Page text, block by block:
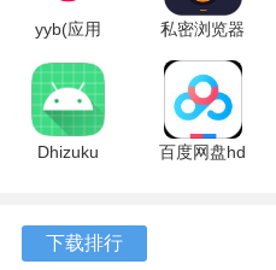
[软件特色]
1、好家装倡导家的温暖与舒
空间，让每个人都能享受到家
3、以用户为中心的服务理念
yyb(应用
官方版
私密浏览器
3.4.8 安卓
版
Dhizuku
百度网盘hd
下载排行